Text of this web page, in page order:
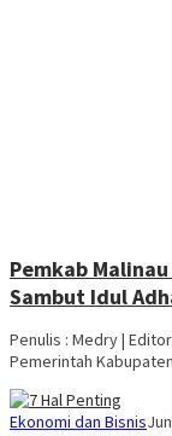
Pemkab
Sambut Idul
Penulis : Medry | Editor
Pemerintah
Ekonomi dan Bisnis